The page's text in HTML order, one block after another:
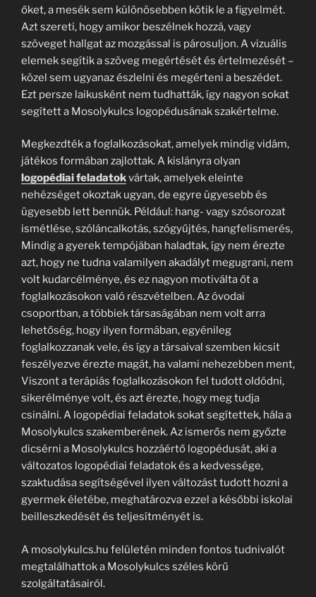
őket, a mesék sem különösebben kötik le a figyelmét.
Azt szereti, hogy amikor beszélnek hozzá, vagy
szöveget hallgat az mozgással is párosuljon. A vizuális
elemek segítik a szöveg megértését és értelmezését –
közel sem ugyanaz észlelni és megérteni a beszédet.
Ezt persze laikusként nem tudhatták, így nagyon sokat
segített a Mosolykulcs logopédusának szakértelme.
Megkezdték a foglalkozásokat, amelyek mindig vidám,
játékos formában zajlottak. A kislányra olyan
logopédiai feladatokvártak, amelyek eleinte
nehézséget okoztak ugyan, de egyre ügyesebb és
ügyesebb lett bennük. Például: hang- vagy szósorozat
ismétlése, szóláncalkotás, szógyűjtés, hangfelismerés,
Mindig a gyerek tempójában haladtak, így nem érezte
azt, hogy ne tudna valamilyen akadályt megugrani, nem
volt kudarcélménye, és ez nagyon motiválta őt a
foglalkozásokon való részvételben. Az óvodai
csoportban, a többiek társaságában nem volt arra
lehetőség, hogy ilyen formában, egyénileg
foglalkozzanak vele, és így a társaival szemben kicsit
feszélyezve érezte magát, ha valami nehezebben ment,
Viszont a terápiás foglalkozásokon fel tudott oldódni,
sikerélménye volt, és azt érezte, hogy meg tudja
csinálni. A logopédiai feladatok sokat segítettek, hála a
Mosolykulcs szakemberének. Az ismerős nem győzte
dicsérni a Mosolykulcs hozzáértő logopédusát, aki a
változatos logopédiai feladatok és a kedvessége,
szaktudása segítségével ilyen változást tudott hozni a
gyermek életébe, meghatározva ezzel a későbbi iskolai
beilleszkedését és teljesítményét is.
A mosolykulcs.hu felületén minden fontos tudnivalót
megtalálhattok a Mosolykulcs széles körű
szolgáltatásairól.